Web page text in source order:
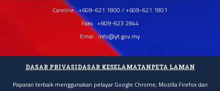
Careline : +609-621 1800 / +609-621 1801
Faks : +609-623 2944
Emel : info@yt.gov.my
DASAR PRIVASIDASAR KESELAMATANPETA LAMAN
Paparan terbaik menggunakan pelayar Google Chrome, Mozilla Firefox dan